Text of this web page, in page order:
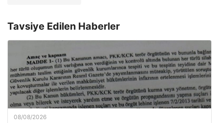
Tavsiye Edilen Haberler
08/08/2026